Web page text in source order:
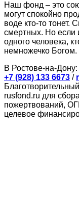
Наш фонд – это
могут спокойно
воде кто-то тонет.
смертных. Но если
одного человека,
немножечко Богом.
В Ростове-на-Дону:
+7 (928) 133 6673 /
rusfond.ru для
пожертвований,
целевое